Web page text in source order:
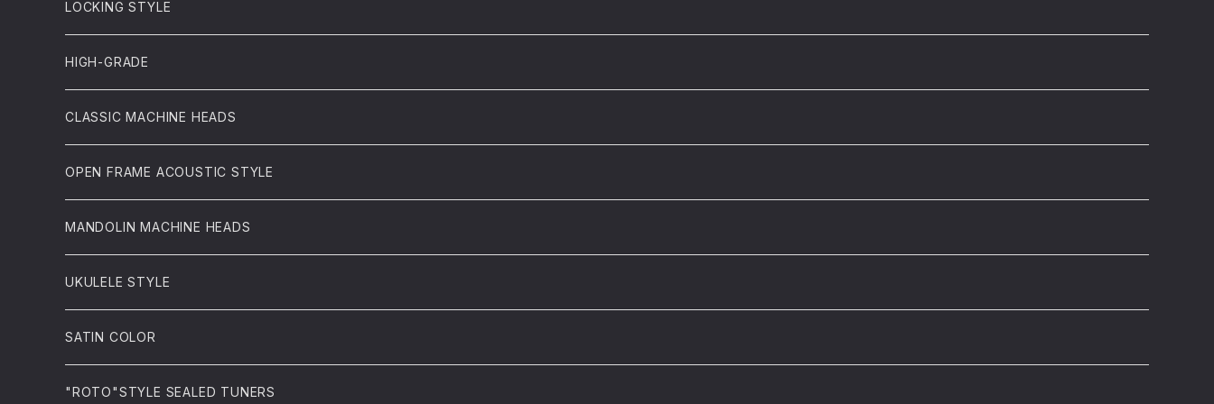
LOCKING STYLE
HIGH-GRADE
CLASSIC MACHINE HEADS
OPEN FRAME ACOUSTIC STYLE
MANDOLIN MACHINE HEADS
UKULELE STYLE
SATIN COLOR
"ROTO"STYLE SEALED TUNERS